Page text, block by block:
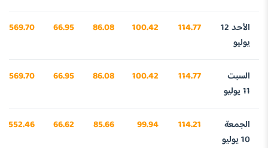
الأحد 12
يوليو
114.77
100.42
86.08
66.95
3569.70
السبت
11 يوليو
114.77
100.42
86.08
66.95
3569.70
الجمعة
10 يوليو
114.21
99.94
85.66
66.62
3552.46